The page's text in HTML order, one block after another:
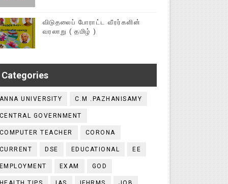
விடுதலைப் போராட்ட வீரர்களின்
வரலாறு ( தமிழ் )
Categories
ANNA UNIVERSITY C.M .PAZHANISAMY
CENTRAL GOVERNMENT
COMPUTER TEACHER CORONA
CURRENT DSE EDUCATIONAL EE
EMPLOYMENT EXAM GOD